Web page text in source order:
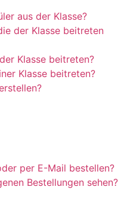
aus der Klasse?
der Klasse beitreten
Klasse beitreten?
Klasse beitreten?
per E-Mail bestellen?
Bestellungen sehen?